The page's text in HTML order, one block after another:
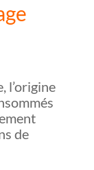
l’origine
de